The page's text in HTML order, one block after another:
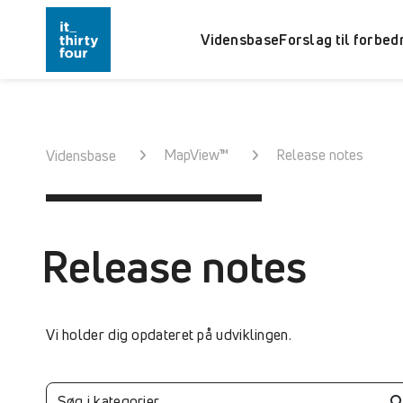
VidensbaseForslag til
Vidensbase MapView™ Release notes
Release notes
Vi holder dig opdateret på udviklingen.